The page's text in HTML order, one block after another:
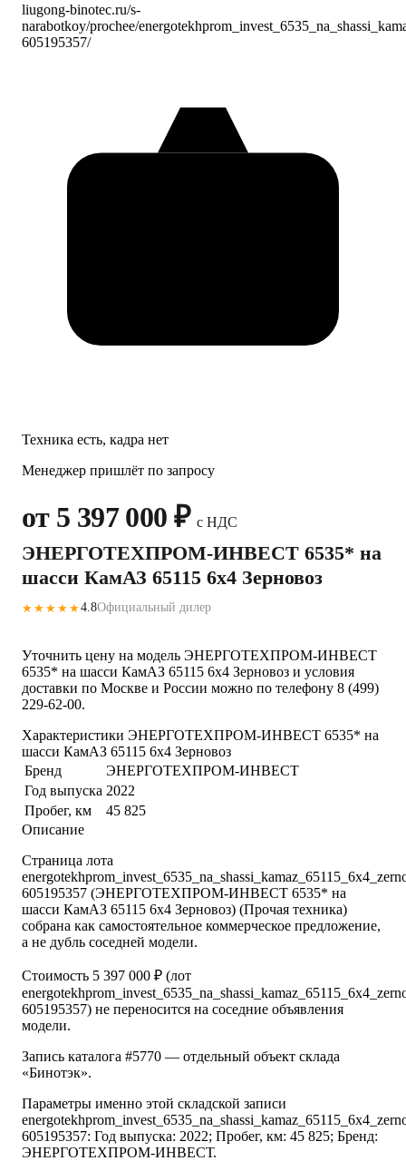
liugong-binotec.ru/s-
narabotkoy/prochee/
605195357/
Техника есть, кадра нет
Менеджер пришлёт по запросу
от 5 397 000 ₽с НДС
ЭНЕРГОТЕХПРОМ-ИНВЕСТ 6535* на
шасси КамАЗ 65115 6x4 Зерновоз
★★★★★4.8Официальный дилер
Уточнить цену на модель ЭНЕРГОТЕХПРОМ-ИНВЕСТ
6535* на шасси КамАЗ 65115 6x4 Зерновоз и условия
доставки по Москве и России можно по телефону 8 (499)
229-62-00.
Характеристики ЭНЕРГОТЕХПРОМ-ИНВЕСТ 6535* на
шасси КамАЗ 65115 6x4 Зерновоз
Бренд
ЭНЕРГОТЕХПРОМ-ИНВЕСТ
Год выпуска 2022
Пробег, км
45 825
Описание
Страница лота
605195357 (ЭНЕРГОТЕХПРОМ-ИНВЕСТ 6535* на
шасси КамАЗ 65115 6x4 Зерновоз) (Прочая техника)
собрана как самостоятельное коммерческое предложение,
а не дубль соседней модели.
Стоимость 5 397 000 ₽ (лот
605195357) не переносится на соседние объявления
модели.
Запись каталога #5770 — отдельный объект склада
«Бинотэк».
Параметры именно этой складской записи
605195357: Год выпуска: 2022; Пробег, км: 45 825; Бренд:
ЭНЕРГОТЕХПРОМ-ИНВЕСТ.